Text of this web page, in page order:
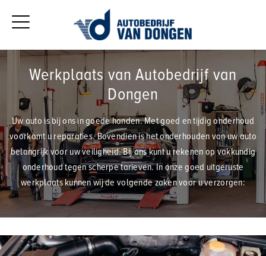
Werkplaats van Autobedrijf van
Dongen
Uw auto is bij ons in goede handen. Met goed en tijdig onderhoud
voorkomt u reparaties. Bovendien is het onderhouden van uw auto
belangrijk voor uw veiligheid. Bij ons kunt u rekenen op vakkundig
onderhoud tegen scherpe tarieven. In onze goed uitgeruste
werkplaats kunnen wij de volgende zaken voor u verzorgen: